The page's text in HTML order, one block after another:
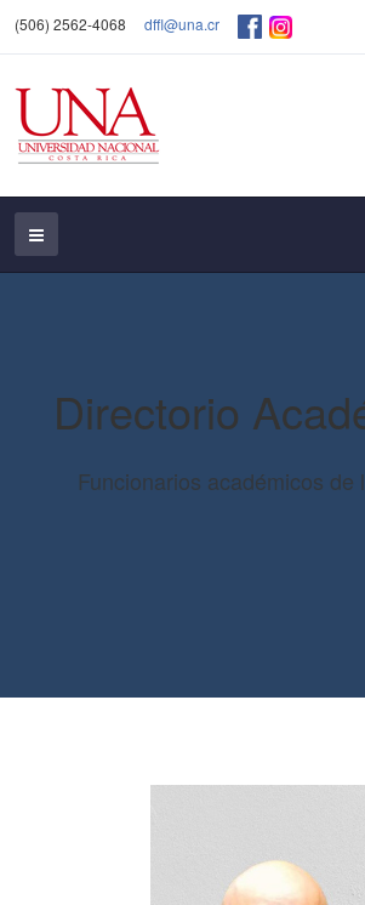
(506) 2562-4068 dffl@una.cr
Directorio
Funcionarios académicos de